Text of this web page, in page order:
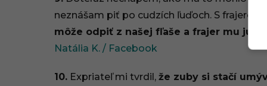
neznášam piť po cudzích ľuďoch. S frajerom
môže odpiť z našej fľaše a frajer mu ju
Natália K. / Facebook
10. Expriateľ mi tvrdil, že zuby si stačí